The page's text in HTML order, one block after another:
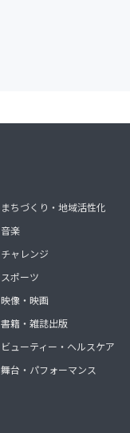
まちづくり・地域活性化
音楽
チャレンジ
スポーツ
映像・映画
書籍・雑誌出版
ビューティー・ヘルスケア
舞台・パフォーマンス